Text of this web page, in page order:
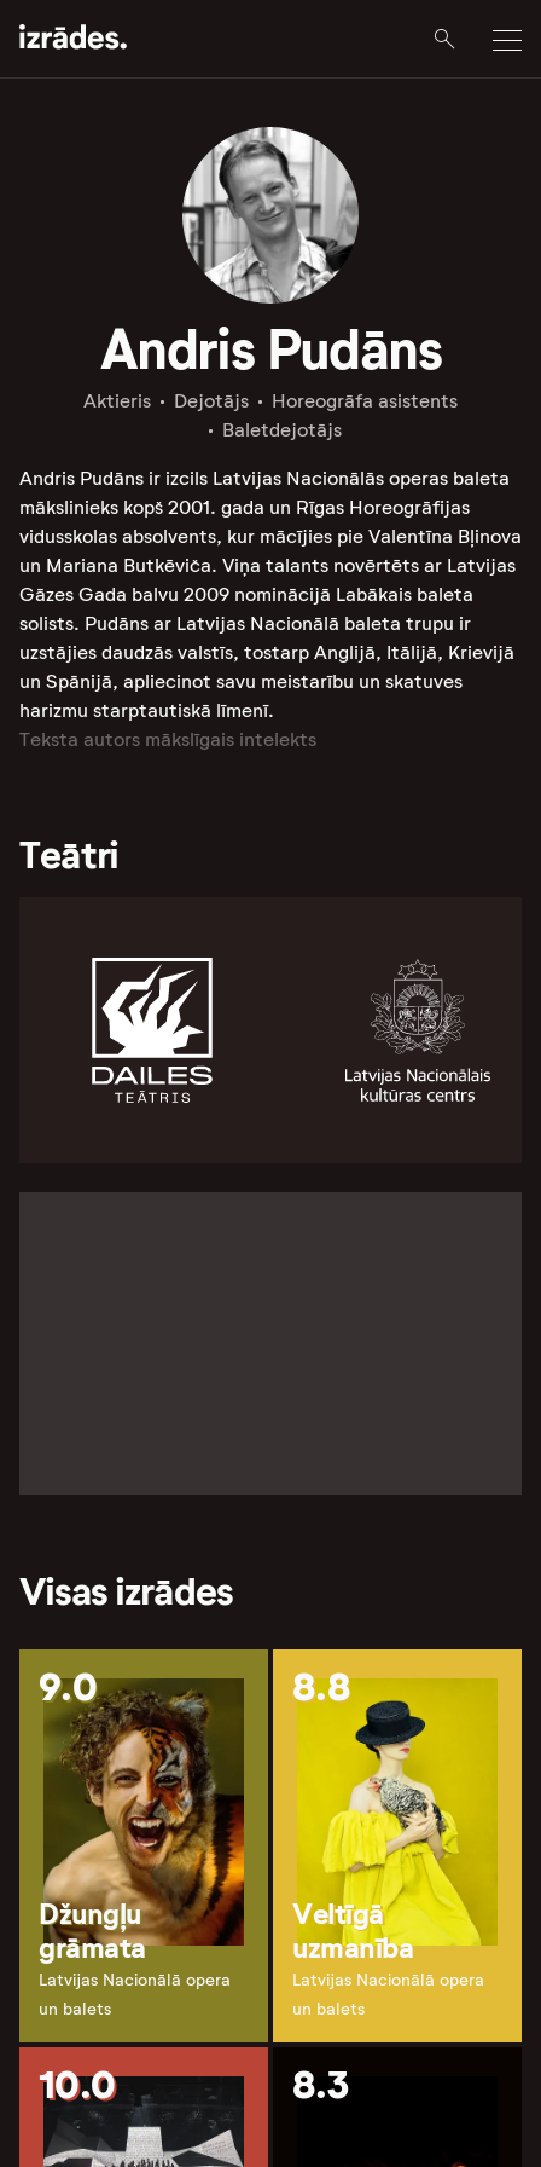
Andris Pudāns
Aktieris Dejotājs
Horeogrāfa asistents
Baletdejotājs
Andris Pudāns ir izcils Latvijas Nacionālās operas baleta
mākslinieks kopš 2001. gada un Rīgas Horeogrāfijas
vidusskolas absolvents, kur mācījies pie Valentīna Bļinova
un Mariana Butkēviča. Viņa talants novērtēts ar Latvijas
Gāzes Gada balvu 2009 nominācijā Labākais baleta
solists. Pudāns ar Latvijas Nacionālā baleta trupu ir
uzstājies daudzās valstīs, tostarp Anglijā, Itālijā, Krievijā
un Spānijā, apliecinot savu meistarību un skatuves
harizmu starptautiskā līmenī.
Teksta autors mākslīgais intelekts
Teātri
Visas izrādes
9.0
Džungļu
grāmata
Latvijas Nacionālā opera
un balets
8.8
Veltīgā
uzmanība
Latvijas Nacionālā opera
un balets
10.0 8.3